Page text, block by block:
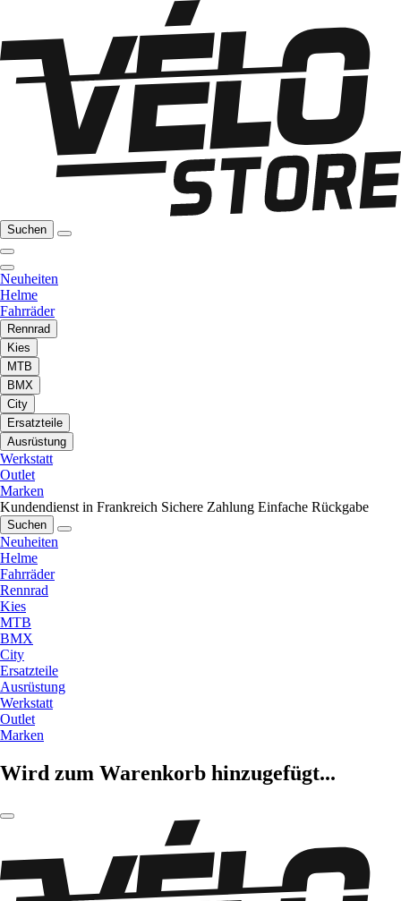
Suchen
Neuheiten
Helme
Fahrräder
Rennrad
Kies
MTB
BMX
City
Ersatzteile
Ausrüstung
Werkstatt
Outlet
Marken
Kundendienst in Frankreich Sichere Zahlung Einfache Rückgabe
Suchen
Neuheiten
Helme
Fahrräder
Rennrad
Kies
MTB
BMX
City
Ersatzteile
Ausrüstung
Werkstatt
Outlet
Marken
Wird zum Warenkorb hinzugefügt...